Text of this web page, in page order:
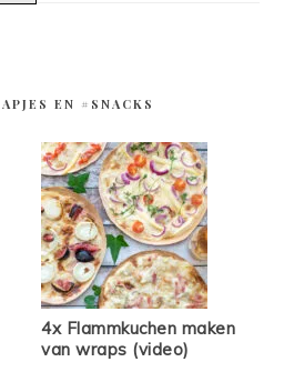
EN #SNACKS
4x Flammkuchen maken
van wraps (video)